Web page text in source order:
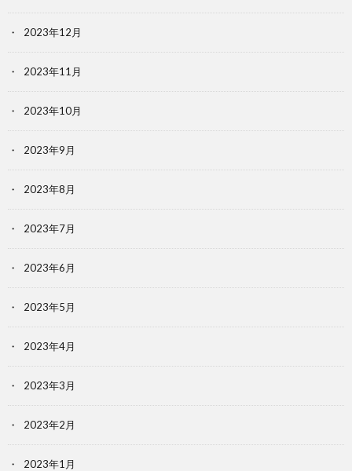
2023年12月
2023年11月
2023年10月
2023年9月
2023年8月
2023年7月
2023年6月
2023年5月
2023年4月
2023年3月
2023年2月
2023年1月